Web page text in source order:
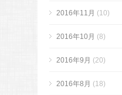
2016年11月 (10)
2016年10月 (8)
2016年9月 (20)
2016年8月 (18)